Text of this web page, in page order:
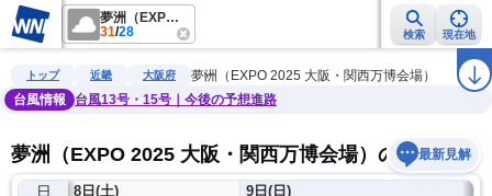
夢洲（EXPO 2025 大阪・関西万博会場）
31/28 検索 現在地
雨雲レーダー 台風情報 地震情報 警報・注意報 2週間天気 ラ
トップ 近畿 大阪府
夢洲（EXPO 2025 大阪・関西万博会場）
台風情報
台風13号・15号｜今後の予想進路
夢洲（EXPO 2025 大阪・関西万博会場）の天気予報
最新見解
日
8日(土) 9日(日)